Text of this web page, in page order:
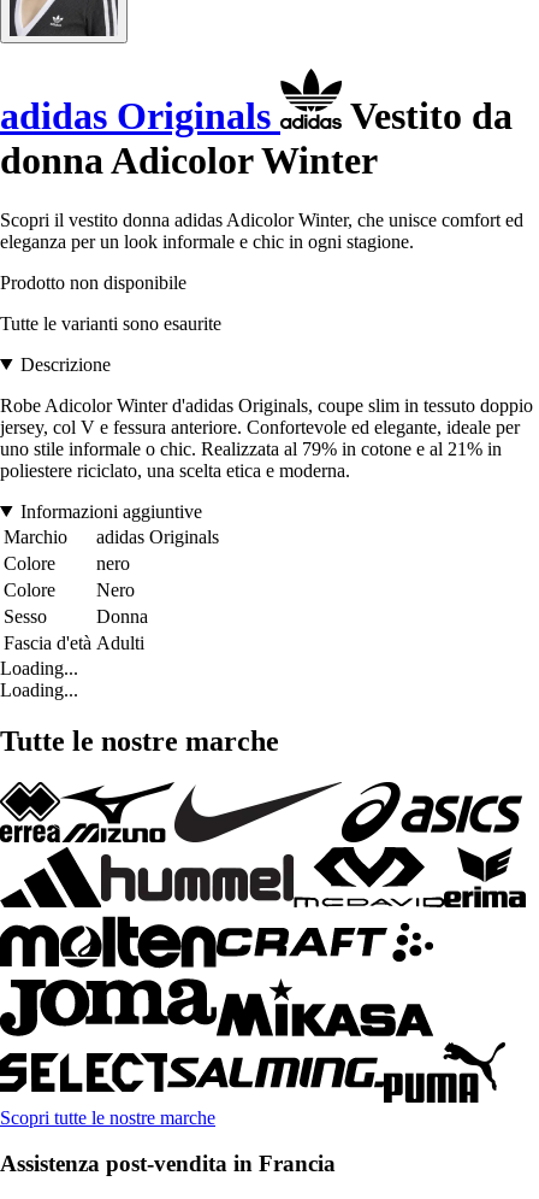
adidas Originals
Vestito da
donna Adicolor Winter
Scopri il vestito donna adidas Adicolor Winter, che unisce comfort ed
eleganza per un look informale e chic in ogni stagione.
Prodotto non disponibile
Tutte le varianti sono esaurite
Descrizione
Robe Adicolor Winter d'adidas Originals, coupe slim in tessuto doppio
jersey, col V e fessura anteriore. Confortevole ed elegante, ideale per
uno stile informale o chic. Realizzata al 79% in cotone e al 21% in
poliestere riciclato, una scelta etica e moderna.
Informazioni aggiuntive
Marchio
adidas Originals
Colore
nero
Colore
Nero
Sesso
Donna
Fascia d'età Adulti
Loading...
Loading...
Tutte le nostre marche
Scopri tutte le nostre marche
Assistenza post-vendita in Francia